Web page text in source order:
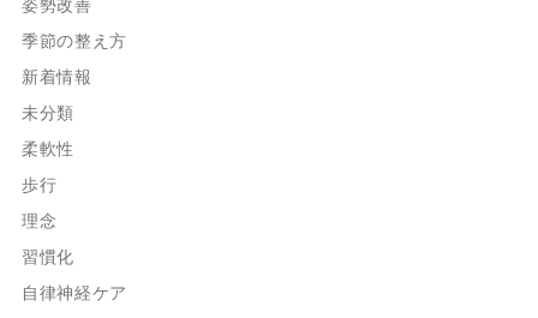
姿勢改善
季節の整え方
新着情報
未分類
柔軟性
歩行
理念
習慣化
自律神経ケア